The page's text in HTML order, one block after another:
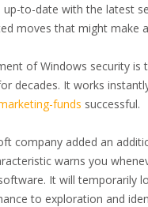
up-to-date with the latest
moves that might make
of Windows security
decades. It works
funds successful.
company added an
warns you
It will temporarily
to exploration and